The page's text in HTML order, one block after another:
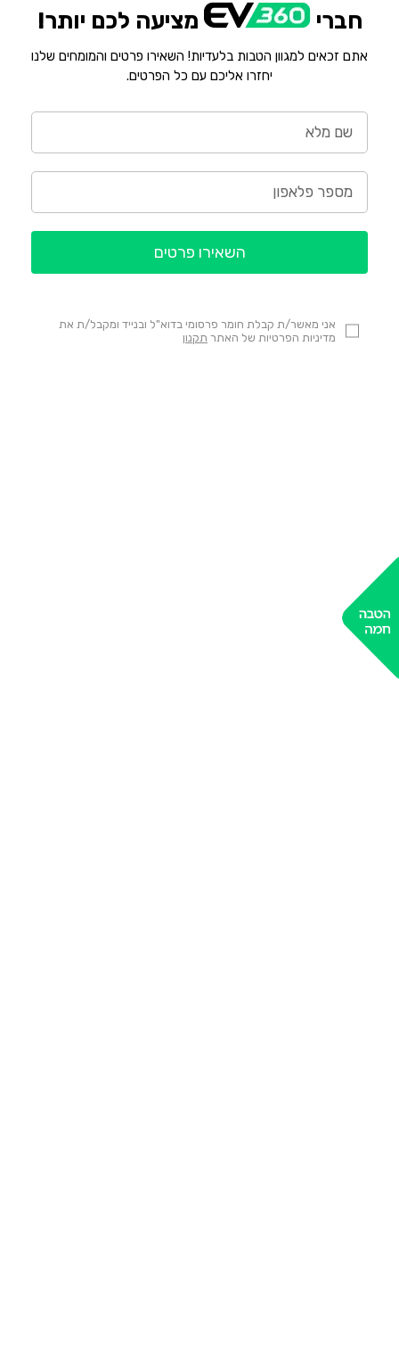
חברי מציעה לכם יותר!
אתם זכאים למגוון הטבות בלעדיות! השאירו פרטים והמומחים שלנו
יחזרו אליכם עם כל הפרטים.
אני מאשר/ת קבלת חומר פרסומי בדוא"ל ובנייד ומקבל/ת את
מדיניות הפרטיות של האתר תקנון
השאירו פרטים